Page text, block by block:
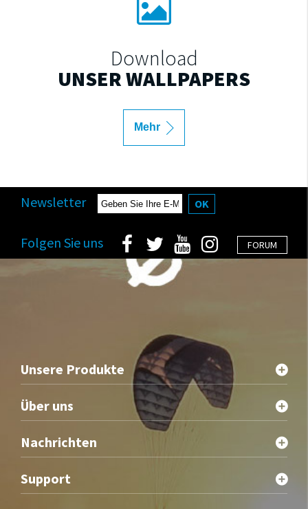
Download
UNSER WALLPAPERS
Mehr
Newsletter OK
FORUM
Folgen Sie uns
Unsere Produkte
Über uns
Nachrichten
Support